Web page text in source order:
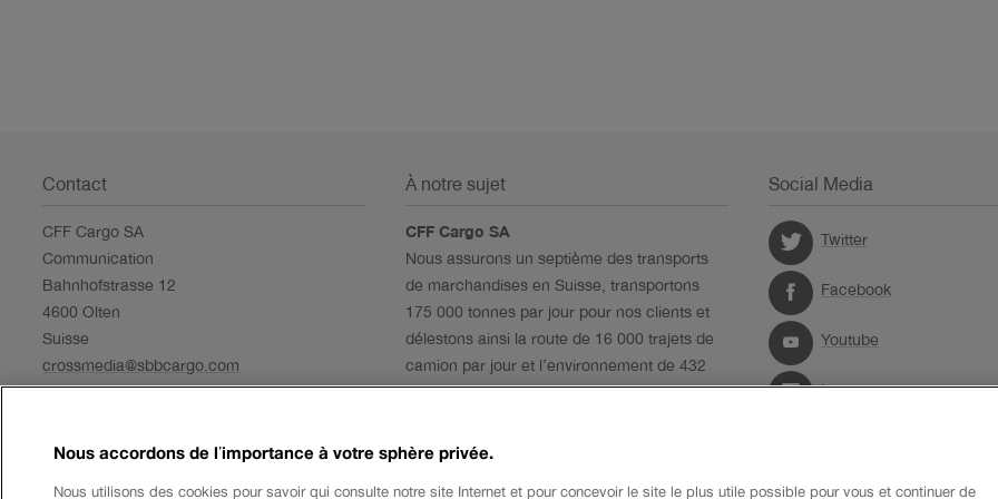
Contact
CFF Cargo SA
Communication
Bahnhofstrasse 12
4600 Olten
Suisse
crossmedia@sbbcargo.com
À notre sujet
CFF Cargo SA
Nous assurons un septième des transports
de marchandises en Suisse, transportons
175 000 tonnes par jour pour nos clients et
délestons ainsi la route de 16 000 trajets de
camion par jour et l’environnement de 432
Social Media
Twitter
Facebook
Youtube
Instagram
Nous accordons de l’importance à votre sphère privée.
Nous utilisons des cookies pour savoir qui consulte notre site Internet et pour concevoir le site le plus utile possible pour vous et continuer de